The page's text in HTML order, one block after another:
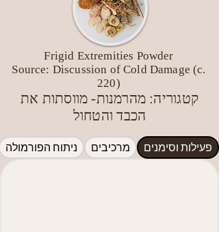
Frigid Extremities Powder
Source: Discussion of Cold Damage (c.
220)
קטגוריה: מהרמנות- מווסתות את
הכבד והטחול
פעילות וסימנים מרכיבים ניתוח הפורמולה